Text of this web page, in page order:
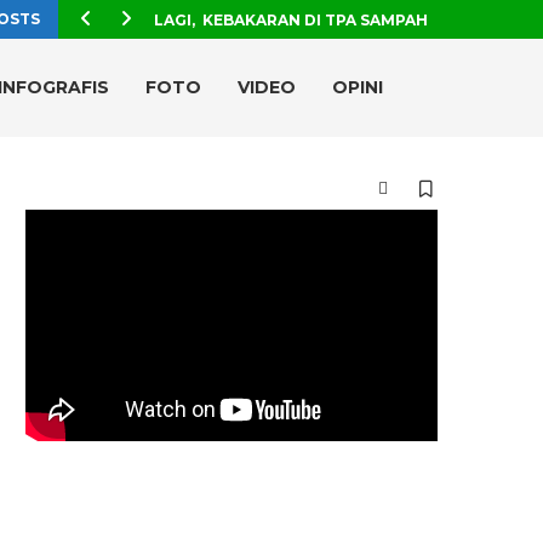
LAGI, KEBAKARAN DI TPA SAMPAH
INFOGRAFIS FOTO VIDEO OPINI